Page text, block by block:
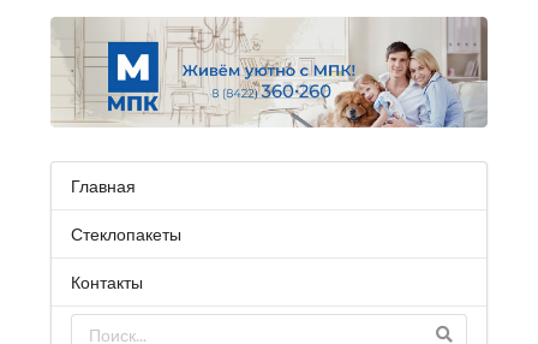
Главная
Стеклопакеты
Контакты